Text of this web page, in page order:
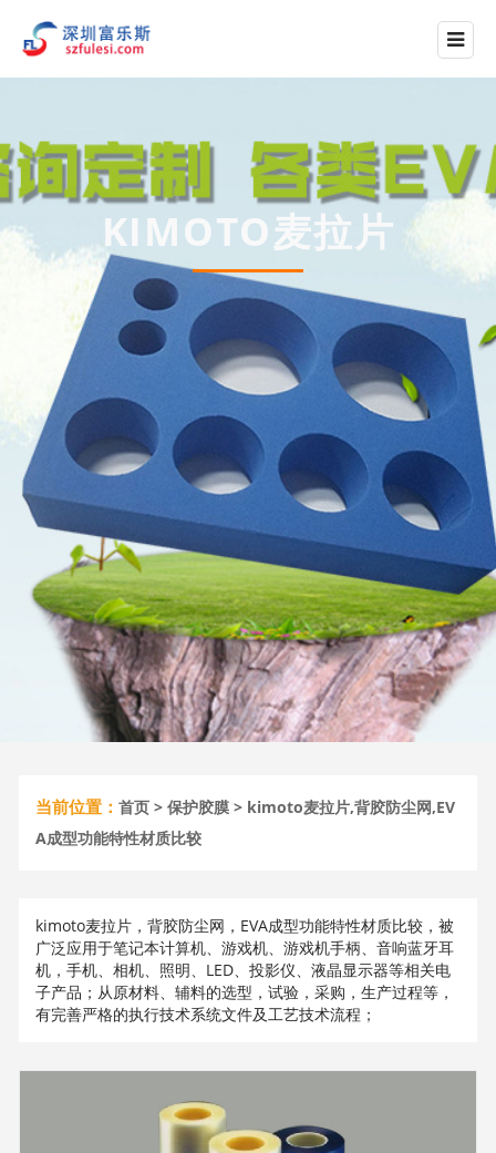
KIMOTO麦拉片
当前位置：首页 >保护胶膜 > kimoto麦拉片,背胶防尘网,EV
A成型功能特性材质比较
kimoto麦拉片，背胶防尘网，EVA成型功能特性材质比较，被
广泛应用于笔记本计算机、游戏机、游戏机手柄、音响蓝牙耳
机，手机、相机、照明、LED、投影仪、液晶显示器等相关电
子产品；从原材料、辅料的选型，试验，采购，生产过程等，
有完善严格的执行技术系统文件及工艺技术流程；